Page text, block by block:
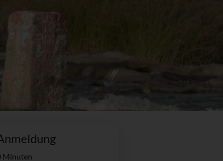
Minuten